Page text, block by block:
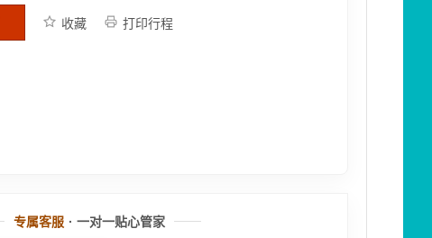
收藏 打印行程
专属客服 · 一对一贴心管家